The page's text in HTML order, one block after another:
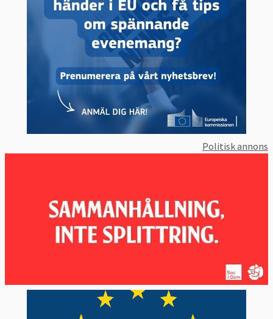
Politisk annons